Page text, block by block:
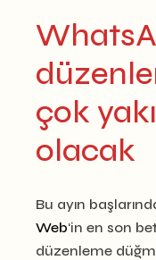
çok
olacak
Bu ayın
Web‘in en son
düzenleme